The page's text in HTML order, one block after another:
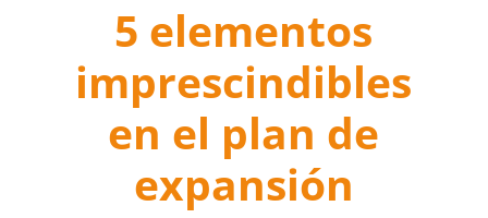
5 elementos
imprescindibles
en el plan de
expansión